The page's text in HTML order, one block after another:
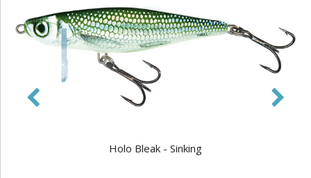
Holo Bleak - Sinking